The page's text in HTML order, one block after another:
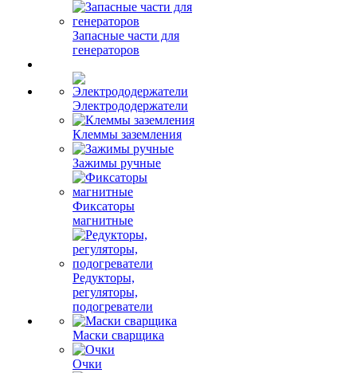
Запасные части для
генераторов
Электрододержатели
Клеммы заземления
Зажимы ручные
Фиксаторы
магнитные
Редукторы,
регуляторы,
подогреватели
Маски сварщика
Очки